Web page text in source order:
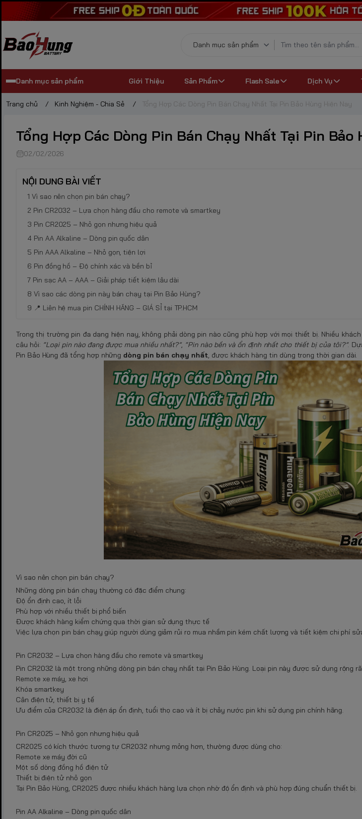
Danh mục sản phẩm Giới Thiệu Sản Phẩm Flash Sale Dịch Vụ
Trang chủ / Kinh Nghiệm - Chia Sẻ / Tổng Hợp Các Dòng Pin Bán Chạy Nhất Tại Pin Bảo Hùng Hiện Nay
Tổng Hợp Các Dòng Pin Bán Chạy Nhất Tại Pin Bảo
02/02/2026
NỘI DUNG BÀI VIẾT
Vì sao nên chọn pin bán chạy?
Pin CR2032 – Lựa chọn hàng đầu cho remote và smartkey
Pin CR2025 – Nhỏ gọn nhưng hiệu quả
Pin AA Alkaline – Dòng pin quốc dân
Pin AAA Alkaline – Nhỏ gọn, tiện lợi
Pin đồng hồ – Độ chính xác và bền bỉ
Pin sạc AA – AAA – Giải pháp tiết kiệm lâu dài
Vì sao các dòng pin này bán chạy tại Pin Bảo Hùng?
📍 Liên hệ mua pin CHÍNH HÃNG – GIÁ SỈ tại TP.HCM
Trong thị trường pin đa dạng hiện nay, không phải dòng pin nào cũng phù hợp với mọi thiết bị. Nhiều
câu hỏi: “Loại pin nào đang được mua nhiều nhất?”, “Pin nào bền và ổn định nhất cho thiết bị của tôi?”.
Pin Bảo Hùng đã tổng hợp những dòng pin bán chạy nhất, được khách hàng tin dùng trong thời gian dài.
Vì sao nên chọn pin bán chạy?
Những dòng pin bán chạy thường có đặc điểm chung:
Độ ổn định cao, ít lỗi
Phù hợp với nhiều thiết bị phổ biến
Được khách hàng kiểm chứng qua thời gian sử dụng thực tế
Việc lựa chọn pin bán chạy giúp người dùng giảm rủi ro mua nhầm pin kém chất lượng và tiết kiệm chi phí
Pin CR2032 – Lựa chọn hàng đầu cho remote và smartkey
Pin CR2032 là một trong những dòng pin bán chạy nhất tại Pin Bảo Hùng. Loại pin này được sử dụng rộng
Remote xe máy, xe hơi
Khóa smartkey
Cân điện tử, thiết bị y tế
Ưu điểm của CR2032 là điện áp ổn định, tuổi thọ cao và ít bị chảy nước pin khi sử dụng pin chính hãng.
Pin CR2025 – Nhỏ gọn nhưng hiệu quả
CR2025 có kích thước tương tự CR2032 nhưng mỏng hơn, thường được dùng cho:
Remote xe máy đời cũ
Một số dòng đồng hồ điện tử
Thiết bị điện tử nhỏ gọn
Tại Pin Bảo Hùng, CR2025 được nhiều khách hàng lựa chọn nhờ độ ổn định và phù hợp đúng chuẩn thiết bị.
Pin AA Alkaline – Dòng pin quốc dân